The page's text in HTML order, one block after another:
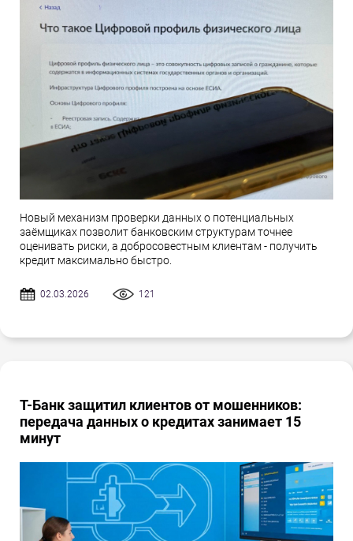
Новый механизм проверки данных о потенциальных
заёмщиках позволит банковским структурам точнее
оценивать риски, а добросовестным клиентам - получить
кредит максимально быстро.
02.03.2026 121
Т-Банк защитил клиентов от мошенников:
передача данных о кредитах занимает 15
минут